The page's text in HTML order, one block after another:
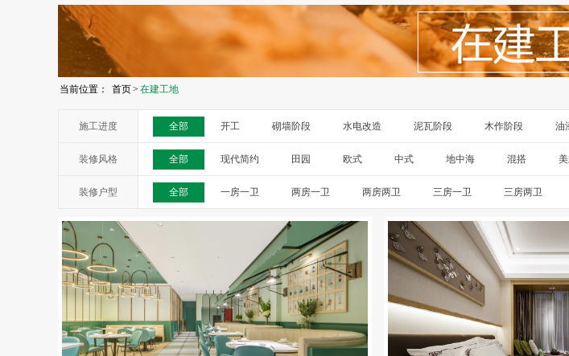
当前位置： 首页> 在建工地
施工进度 全部 开工 砌墙阶段 水电改造 泥瓦阶段 木作阶段 油
装修风格 全部 现代简约 田园 欧式 中式 地中海 混搭
装修户型 全部 一房一卫 两房一卫 两房两卫 三房一卫 三房两卫